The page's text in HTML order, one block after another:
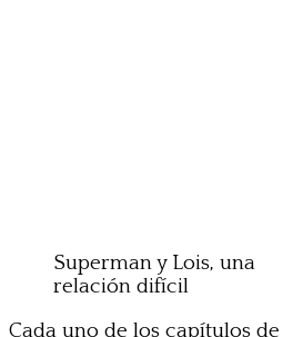
Superman y Lois, una
relación difícil
Cada uno de los capítulos